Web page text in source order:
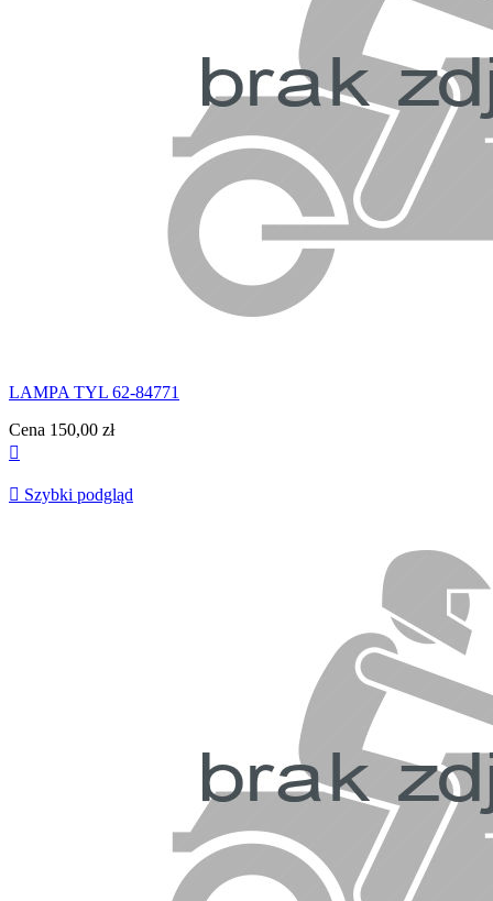
LAMPA TYL 62-84771
Cena 150,00 zł

 Szybki podgląd